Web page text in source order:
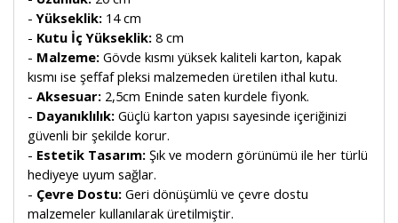
-Yükseklik: 14 cm
- Kutu İç Yükseklik: 8 cm
- Malzeme: Gövde kısmı yüksek kaliteli karton, kapak
kısmı ise şeffaf pleksi malzemeden üretilen ithal kutu.
- Aksesuar: 2,5cm Eninde saten kurdele fiyonk.
- Dayanıklılık: Güçlü karton yapısı sayesinde içeriğinizi
güvenli bir şekilde korur.
- Estetik Tasarım: Şık ve modern görünümü ile her türlü
hediyeye uyum sağlar.
- Çevre Dostu: Geri dönüşümlü ve çevre dostu
malzemeler kullanılarak üretilmiştir.